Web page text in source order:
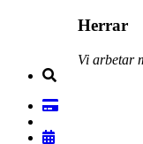
Herrar
Vi arbetar